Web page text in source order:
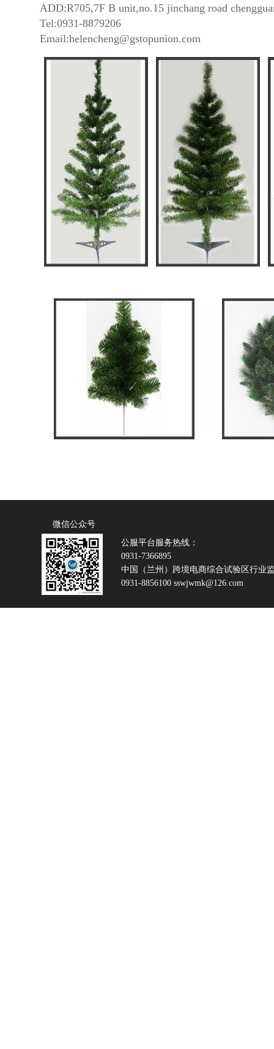
ADD:R705,7F B unit,no.15 jinchang road
Tel:0931-8879206
Email:helencheng@gstopunion.com
微信公众号
公服平台服务热线：
0931-7366895
中国（兰州）跨境电商综合试验区行业
0931-8856100 sswjwmk@126.com